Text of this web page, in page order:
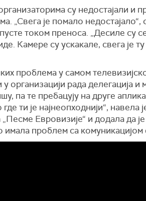
су недостајали и
„Свега је помало недостајало“,
током преноса. „Десиле су
Камере су ускакале, свега је
проблема у самом
у организацији рада делегација и
па те пребацују на друге
ти је најнеопходнији“, навела
Евровизије“ и додала да
имала проблем са